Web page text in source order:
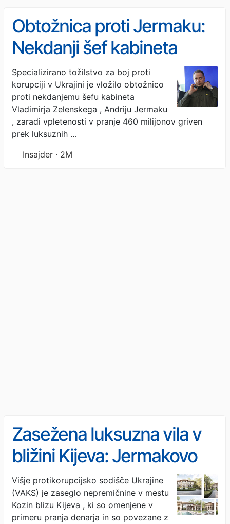
Obtožnica proti Jermaku:
Nekdanji šef kabineta
Zelenskega pral denar
Specializirano tožilstvo za boj proti
korupciji v Ukrajini je vložilo obtožnico
proti nekdanjemu šefu kabineta
Vladimirja Zelenskega , Andriju Jermaku
, zaradi vpletenosti v pranje 460 milijonov griven
prek luksuznih …
Insajder · 2M
Zasežena luksuzna vila v
bližini Kijeva: Jermakovo
ime v središču afere
Višje protikorupcijsko sodišče Ukrajine
(VAKS) je zaseglo nepremičnine v mestu
Kozin blizu Kijeva , ki so omenjene v
primeru pranja denarja in so povezane z